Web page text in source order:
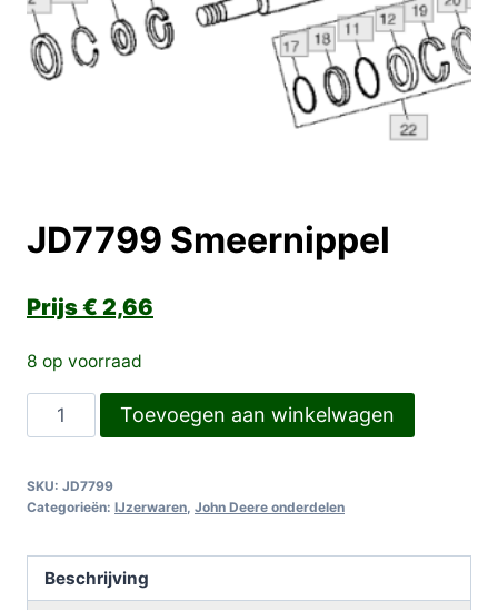
JD7799 Smeernippel
€ 2,66
8 op voorraad
JD7799
Smeernippel
Toevoegen aan winkelwagen
SKU: JD7799
Categorieën: IJzerwaren John Deere onderdelen
Beschrijving